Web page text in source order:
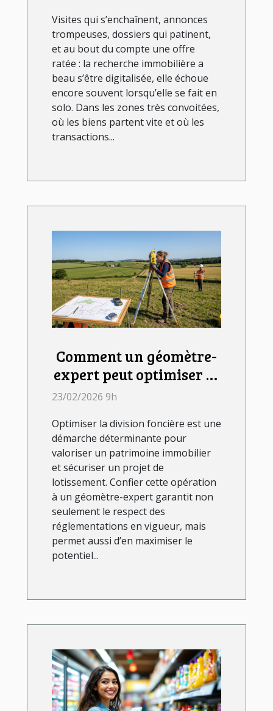
d’agence
Visites qui s’enchaînent, annonces
trompeuses, dossiers qui patinent,
et au bout du compte une offre
ratée : la recherche immobilière a
beau s’être digitalisée, elle échoue
encore souvent lorsqu’elle se fait en
solo. Dans les zones très convoitées,
où les biens partent vite et où les
transactions...
Comment un géomètre-
expert peut optimiser la
division foncière ?
23/02/2026 9h
Optimiser la division foncière est une
démarche déterminante pour
valoriser un patrimoine immobilier
et sécuriser un projet de
lotissement. Confier cette opération
à un géomètre-expert garantit non
seulement le respect des
réglementations en vigueur, mais
permet aussi d’en maximiser le
potentiel...